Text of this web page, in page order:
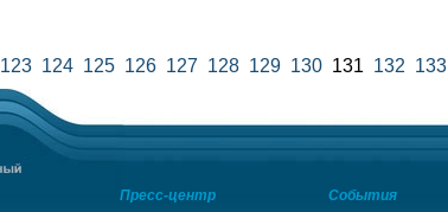
123 124 125 126 127 128 129 130131 132 133
Пресс-центр События